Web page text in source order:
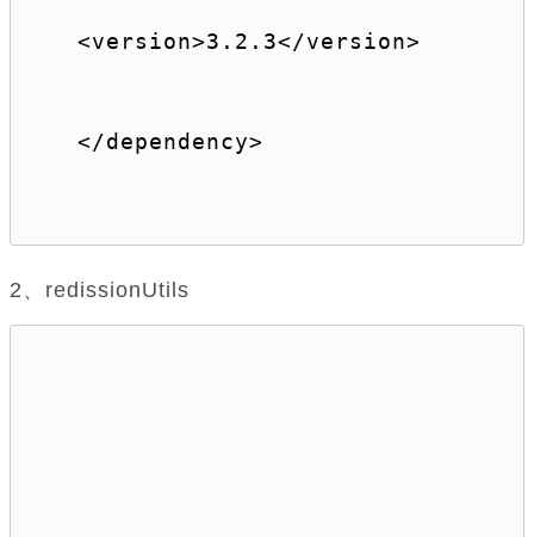
<version>3.2.3</version>
</dependency>
2、redissionUtils